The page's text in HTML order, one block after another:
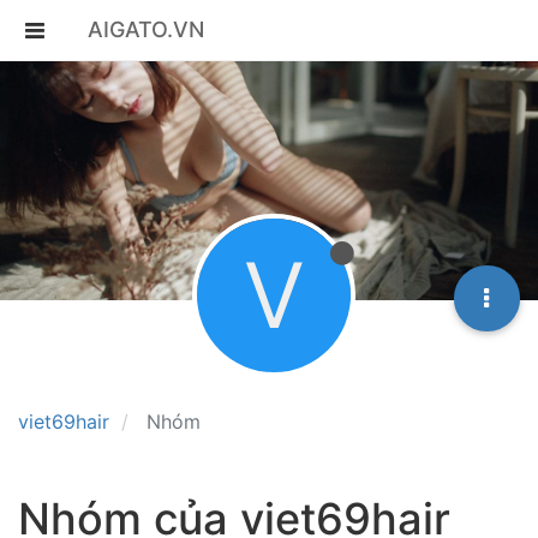
AIGATO.VN
viet69hair Nhóm
V
Nhóm của viet69hair